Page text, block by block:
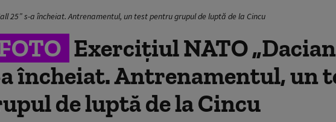
25” s-a încheiat. Antrenamentul, un test pentru grupul de luptă de la Cincu
Exercițiul NATO „Dacian
a încheiat. Antrenamentul, un
de luptă de la Cincu